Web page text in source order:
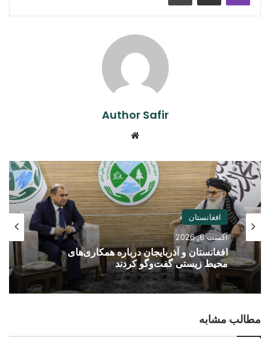
Author Safir
افغانستان
آگست 6, 2026
افغانستان و آذربایجان درباره همکاری‌های
افغانستان
آگست 6, 2026
آغاز واردات تجهیزات برقی معیاری از چین به
افغانستان
مطالب مشابه